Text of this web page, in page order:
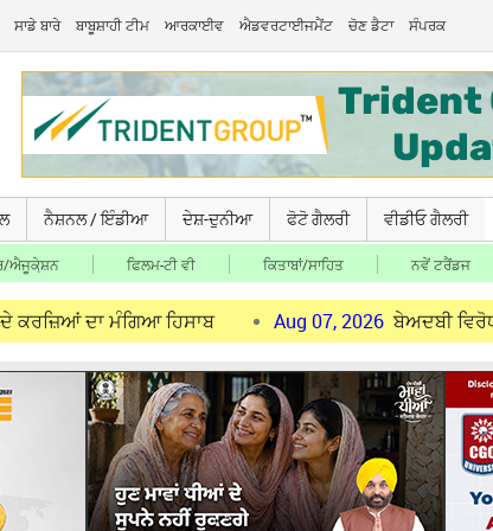
ਸਾਡੇ ਬਾਰੇ ਬਾਬੂਸ਼ਾਹੀ ਟੀਮ ਆਰਕਾਈਵ ਐਡਵਰਟਾਈਜਮੈਂਟ ਚੋਣ ਡੈਟਾ ਸੰਪਰਕ
ਨੈਸ਼ਨਲ / ਇੰਡੀਆ ਦੇਸ਼-ਦੁਨੀਆ ਫੋਟੋ ਗੈਲਰੀ ਵੀਡੀਓ ਗੈਲਰੀ
ਐਜੂਕੇ਼ਸ਼ਨ ਫਿਲਮ-ਟੀ ਵੀ ਕਿਤਾਬਾਂ/ਸਾਹਿਤ ਨਵੇਂ ਟਰੈਂਡਜ
ਦਾ ਮੰਗਿਆ ਹਿਸਾਬ Aug 07, 2026 ਬੇਅਦਬੀ ਵਿਰੋਧੀ ਕਾਨੂੰਨ